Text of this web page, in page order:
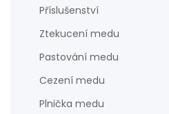
Příslušenství
Ztekucení medu
Pastování medu
Cezení medu
Plnička medu